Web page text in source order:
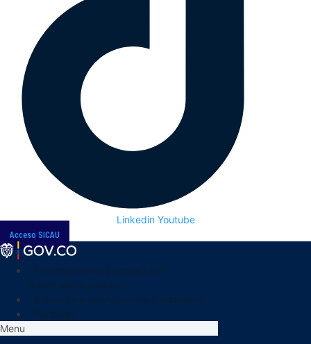
Linkedin Youtube
Acceso SICAU
Menu